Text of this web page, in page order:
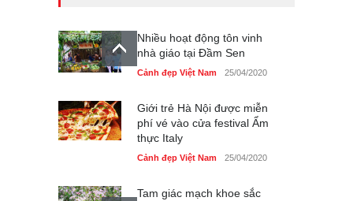
Nhiều hoạt động tôn vinh
nhà giáo tại Đầm Sen
Cảnh đẹp Việt Nam 25/04/2020
Giới trẻ Hà Nội được miễn
phí vé vào cửa festival Ẩm
thực Italy
Cảnh đẹp Việt Nam 25/04/2020
Tam giác mạch khoe sắc